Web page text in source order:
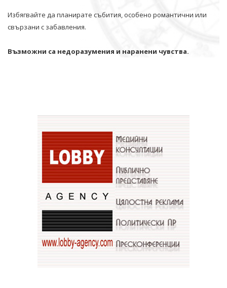
Избягвайте да планирате събития, особено романтични или
свързани с забавления.
Възможни са недоразумения и наранени чувства.